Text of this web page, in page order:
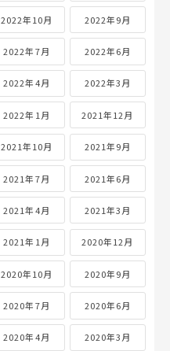
2022年10月 2022年9月
2022年7月 2022年6月
2022年4月 2022年3月
2022年1月 2021年12月
2021年10月 2021年9月
2021年7月 2021年6月
2021年4月 2021年3月
2021年1月 2020年12月
2020年10月 2020年9月
2020年7月 2020年6月
2020年4月 2020年3月